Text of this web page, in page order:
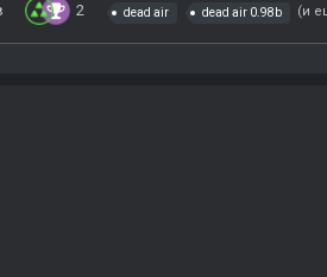
2 dead air dead air 0.98b (и